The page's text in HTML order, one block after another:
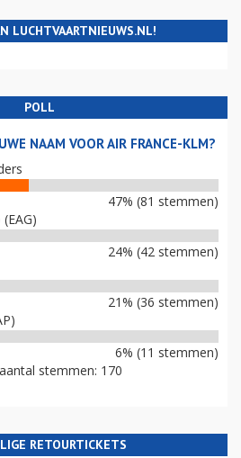
LUCHTVAARTNIEUWS.NL!
POLL
NAAM VOOR AIR FRANCE-KLM?
47% (81 stemmen)
24% (42 stemmen)
21% (36 stemmen)
6% (11 stemmen)
stemmen: 170
RETOURTICKETS